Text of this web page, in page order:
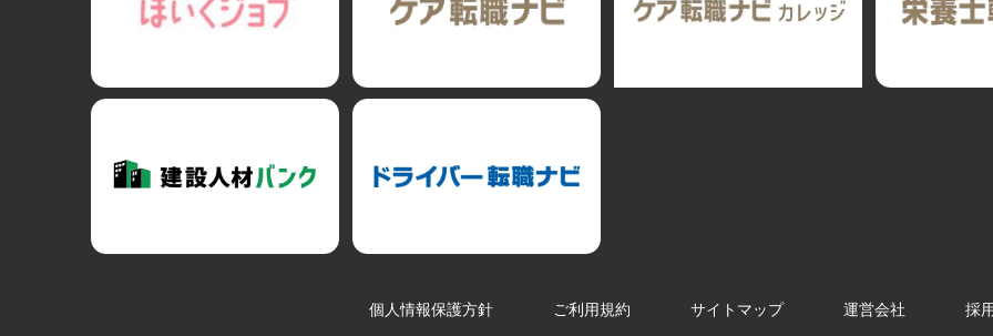
個人情報保護方針 ご利用規約 サイトマップ 運営会社 採